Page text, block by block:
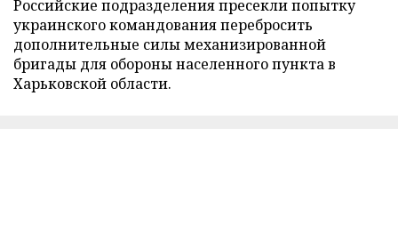
Российские подразделения пресекли попытку
украинского командования перебросить
дополнительные силы механизированной
бригады для обороны населенного пункта в
Харьковской области.